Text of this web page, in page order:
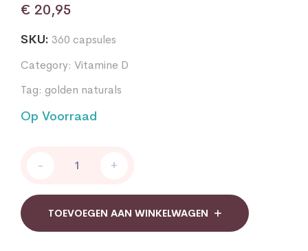
€ 20,95
SKU: 360 capsules
Category: Vitamine D
Tag: golden naturals
Op Voorraad
Naturals
D3
1000IE
25
- +
TOEVOEGEN AAN WINKELWAGEN